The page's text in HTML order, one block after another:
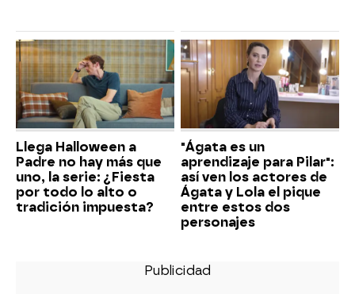
Llega Halloween a
Padre no hay más que
uno, la serie: ¿Fiesta
por todo lo alto o
tradición impuesta?
"Ágata es un
aprendizaje para Pilar":
así ven los actores de
Ágata y Lola el pique
entre estos dos
personajes